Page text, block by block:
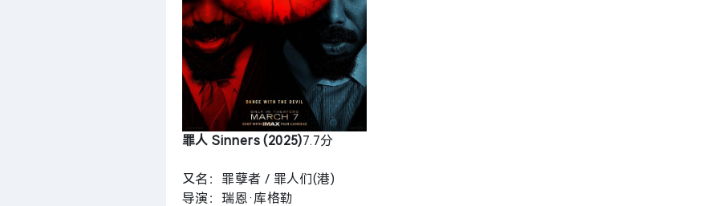
罪人 Sinners (2025)7.7分
又名：罪孽者 / 罪人们(港)
导演：瑞恩·库格勒